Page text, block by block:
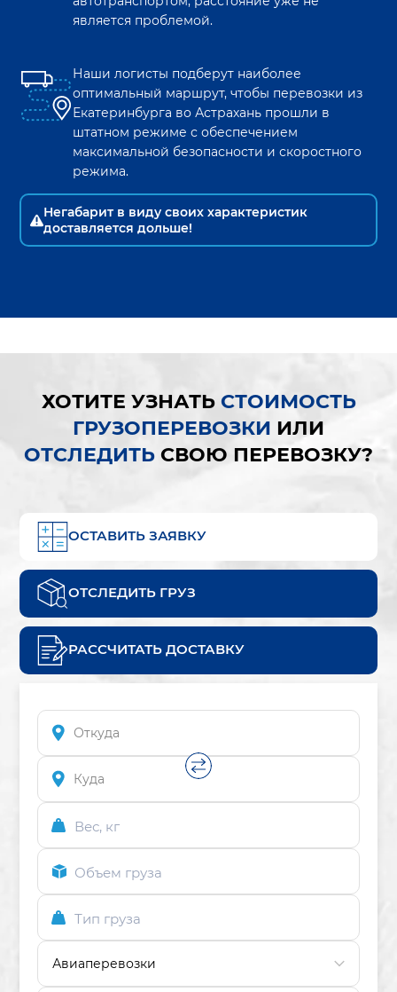
является проблемой.
Наши логисты подберут наиболее
оптимальный маршрут, чтобы перевозки из
Екатеринбурга воАстрахань прошли в
штатном режиме с обеспечением
максимальной безопасности и скоростного
режима.
Негабарит в виду своих характеристик
доставляется дольше!
ХОТИТЕ УЗНАТЬ СТОИМОСТЬ
ГРУЗОПЕРЕВОЗКИ ИЛИ
ОТСЛЕДИТЬ СВОЮ ПЕРЕВОЗКУ?
ОСТАВИТЬ ЗАЯВКУ
ОТСЛЕДИТЬ ГРУЗ
РАССЧИТАТЬ ДОСТАВКУ
Вес, кг
Объем груза
Тип груза